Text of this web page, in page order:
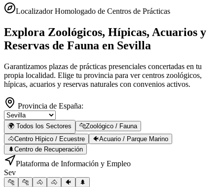
Localizador Homologado de Centros de Prácticas
Explora Zoológicos, Hípicas, Acuarios y
Reservas de Fauna en Sevilla
Garantizamos plazas de prácticas presenciales concertadas en tu
propia localidad. Elige tu provincia para ver centros zoológicos,
hípicas, acuarios y reservas naturales con convenios activos.
Provincia de España:
🌍 Todos los Sectores 🐆Zoológico / Fauna
🐴Centro Hípico / Ecuestre 🐠Acuario / Parque Marino
🌲Centro de Recuperación
Plataforma de Información y Empleo
Sev
🐆 🐆 🐴 🐴 🐠 🌲